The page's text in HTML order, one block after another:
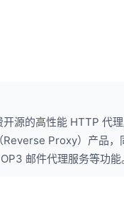
开源的高性能 HTTP 代
Reverse Proxy）产品，
邮件代理服务等功能